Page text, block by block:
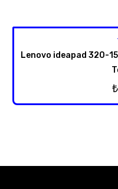
Lenovo ideapad 320-
₺